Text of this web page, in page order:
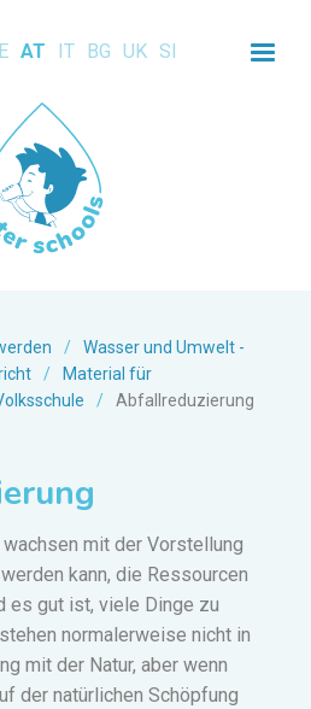
AT IT BG UK SI
/
Wasser und Umwelt -
/
Material für
/ Abfallreduzierung
mit der Vorstellung
kann, die Ressourcen
es gut ist, viele Dinge zu
normalerweise nicht in
mit der Natur, aber wenn
der natürlichen Schöpfung